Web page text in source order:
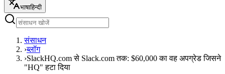
भाषाहिन्दी
संसाधन
›ब्लॉग
›SlackHQ.com से Slack.com तक: $60,000 का वह अपग्रेड जिसने
"HQ" हटा दिया